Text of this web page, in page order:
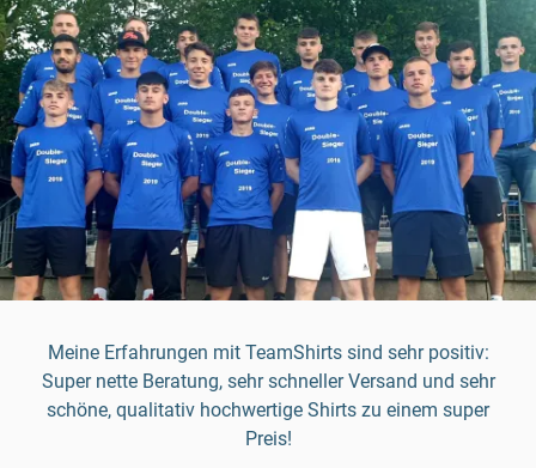
Meine Erfahrungen mit TeamShirts sind sehr positiv:
Super nette Beratung, sehr schneller Versand und sehr
schöne, qualitativ hochwertige Shirts zu einem super
Preis!